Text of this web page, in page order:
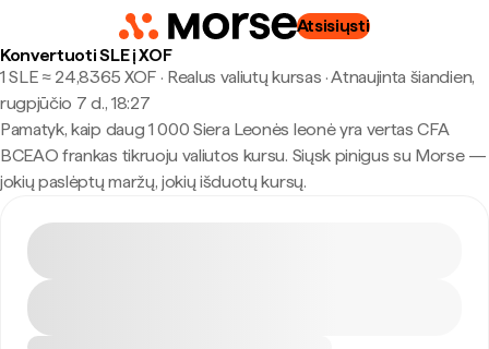
Atsisiųsti
Konvertuoti SLE į XOF
1 SLE ≈ 24,8365 XOF · Realus valiutų kursas ·Atnaujinta šiandien,
rugpjūčio 7 d., 18:27
Pamatyk, kaip daug 1 000 Siera Leonės leonė yra vertas CFA
BCEAO frankas tikruoju valiutos kursu. Siųsk pinigus su Morse —
jokių paslėptų maržų, jokių išduotų kursų.